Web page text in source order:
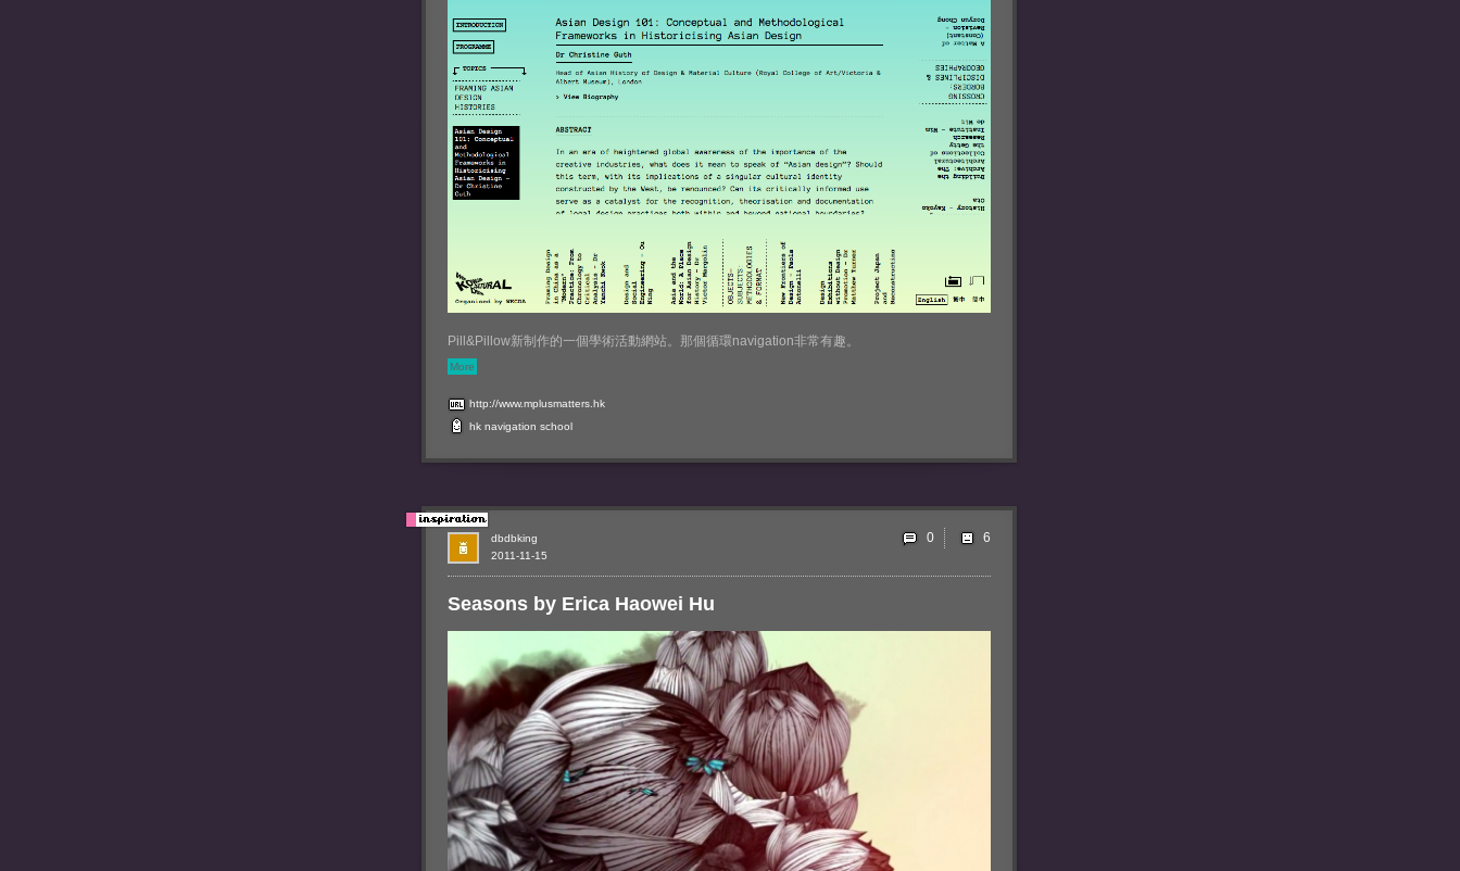
Pill&Pillow新制作的一個學術活動網站。那個循環navigation非常有趣。
More
http://www.mplusmatters.hk
hk navigation school
Seasons by Erica Haowei Hu
2011-11-15
dbdbking 0